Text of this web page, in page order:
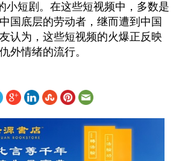
小短剧。在这些短视频中，多数是
国底层的劳动者，继而遭到中国
认为，这些短视频的火爆正反映